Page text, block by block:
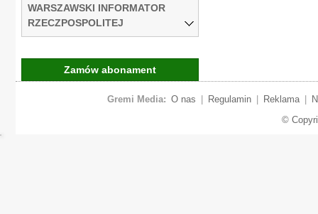
WARSZAWSKI INFORMATOR
RZECZPOSPOLITEJ
Zamów abonament
Gremi Media: O nas Regulamin Reklama
©